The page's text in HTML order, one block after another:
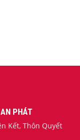
PHÁT
Kết, Thôn Quyết